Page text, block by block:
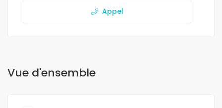
Appel
Vue d'ensemble